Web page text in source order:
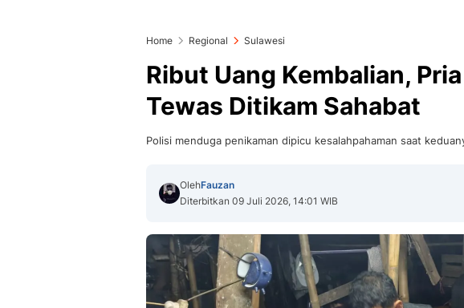
Home Regional Sulawesi
Ribut Uang Kembalian,
Tewas Ditikam Sahabat
Polisi menduga penikaman dipicu kesalahpahaman saat
OlehFauzan
Diterbitkan 09 Juli 2026, 14:01 WIB